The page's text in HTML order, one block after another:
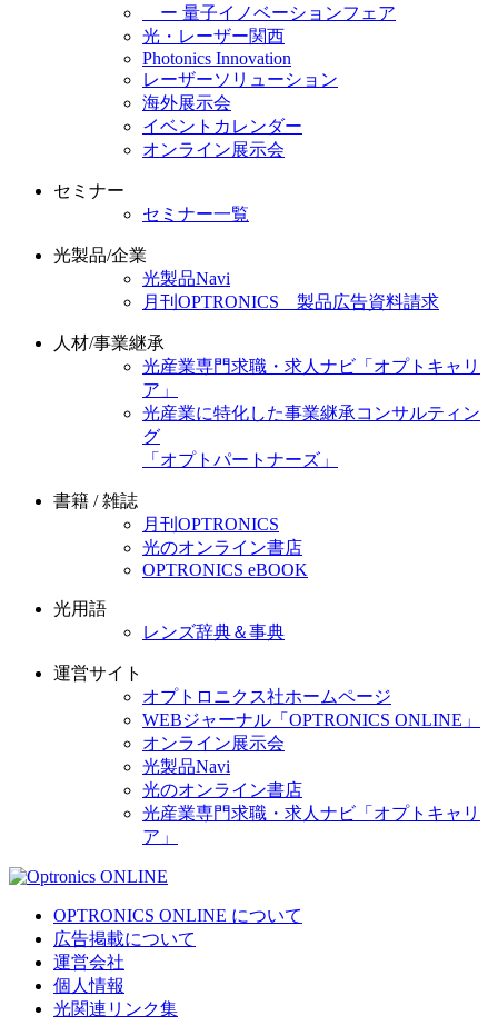
ー 量子イノベーションフェア
光・レーザー関西
Photonics Innovation
レーザーソリューション
海外展示会
イベントカレンダー
オンライン展示会
セミナー
セミナー一覧
光製品/企業
光製品Navi
月刊OPTRONICS 製品広告資料請求
人材/事業継承
光産業専門求職・求人ナビ「オプトキャリ
ア」
光産業に特化した事業継承コンサルティン
グ
「オプトパートナーズ」
書籍 / 雑誌
月刊OPTRONICS
光のオンライン書店
OPTRONICS eBOOK
光用語
レンズ辞典＆事典
運営サイト
オプトロニクス社ホームページ
WEBジャーナル「OPTRONICS ONLINE」
オンライン展示会
光製品Navi
光のオンライン書店
光産業専門求職・求人ナビ「オプトキャリ
ア」
OPTRONICS ONLINE について
広告掲載について
運営会社
個人情報
光関連リンク集